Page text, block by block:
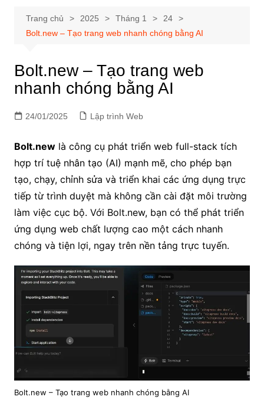
Trang chủ 2025 Tháng 1
24
Bolt.new – Tạo trang web nhanh chóng bằng AI
Bolt.new – Tạo trang web
nhanh chóng bằng AI
24/01/2025 Lập trình Web
Bolt.newlà công cụ phát triển web full-stack tích
hợp trí tuệ nhân tạo (AI) mạnh mẽ, cho phép bạn
tạo, chạy, chỉnh sửa và triển khai các ứng dụng trực
tiếp từ trình duyệt mà không cần cài đặt môi trường
làm việc cục bộ. Với Bolt.new, bạn có thể phát triển
ứng dụng web chất lượng cao một cách nhanh
chóng và tiện lợi, ngay trên nền tảng trực tuyến.
Bolt.new – Tạo trang web nhanh chóng bằng AI